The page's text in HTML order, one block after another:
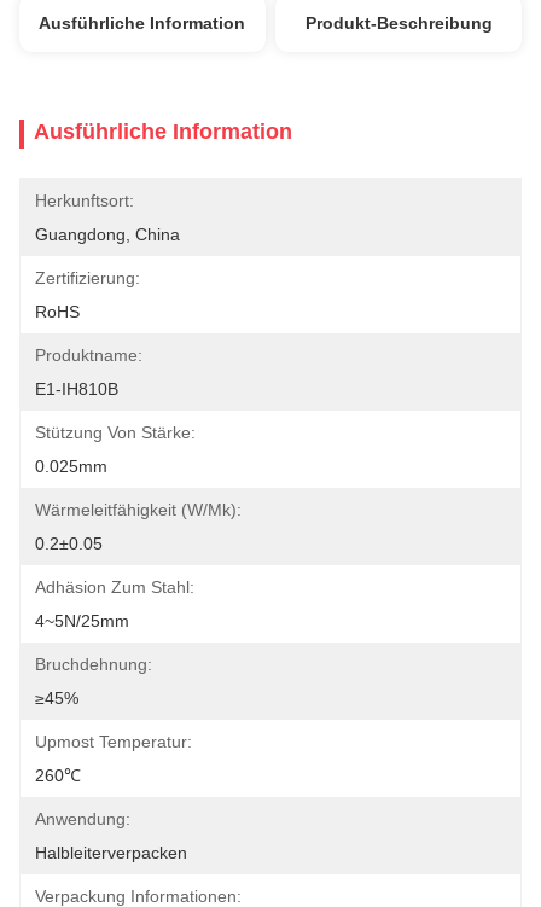
Ausführliche Information Produkt-Beschreibung
Ausführliche Information
Herkunftsort:
Guangdong, China
Zertifizierung:
RoHS
Produktname:
E1-IH810B
Stützung Von Stärke:
0.025mm
Wärmeleitfähigkeit (w/mk):
0.2±0.05
Adhäsion Zum Stahl:
4~5N/25mm
Bruchdehnung:
≥45%
Upmost Temperatur:
260℃
Anwendung:
Halbleiterverpacken
Verpackung Informationen: